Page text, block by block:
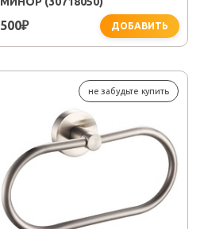
500₽ ДОБАВИТЬ
не забудьте купить